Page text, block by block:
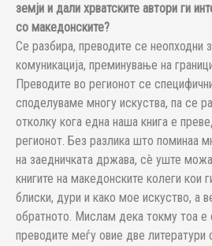
земји и дали хрватските автори ги
со македонските?
Се разбира, преводите се неопходни
комуникација, преминување на
Преводите во регионот се
споделуваме многу искуства, па се
отколку кога една наша книга е
регионот. Без разлика што поминаа
на заедничката држава, сè уште
книгите на македонските колеги кои
блиски, дури и како мое искуство, а
обратното. Мислам дека токму тоа е
преводите меѓу овие две литератури